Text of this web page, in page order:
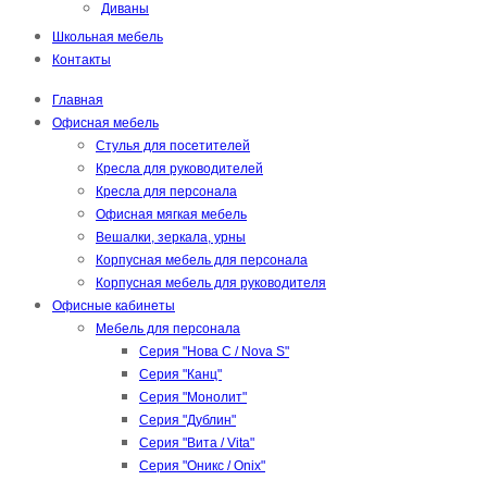
Диваны
Школьная мебель
Контакты
Главная
Офисная мебель
Стулья для посетителей
Кресла для руководителей
Кресла для персонала
Офисная мягкая мебель
Вешалки, зеркала, урны
Корпусная мебель для персонала
Корпусная мебель для руководителя
Офисные кабинеты
Мебель для персонала
Серия "Нова С / Nova S"
Серия "Канц"
Серия "Монолит"
Серия "Дублин"
Серия "Вита / Vita"
Серия "Оникс / Onix"